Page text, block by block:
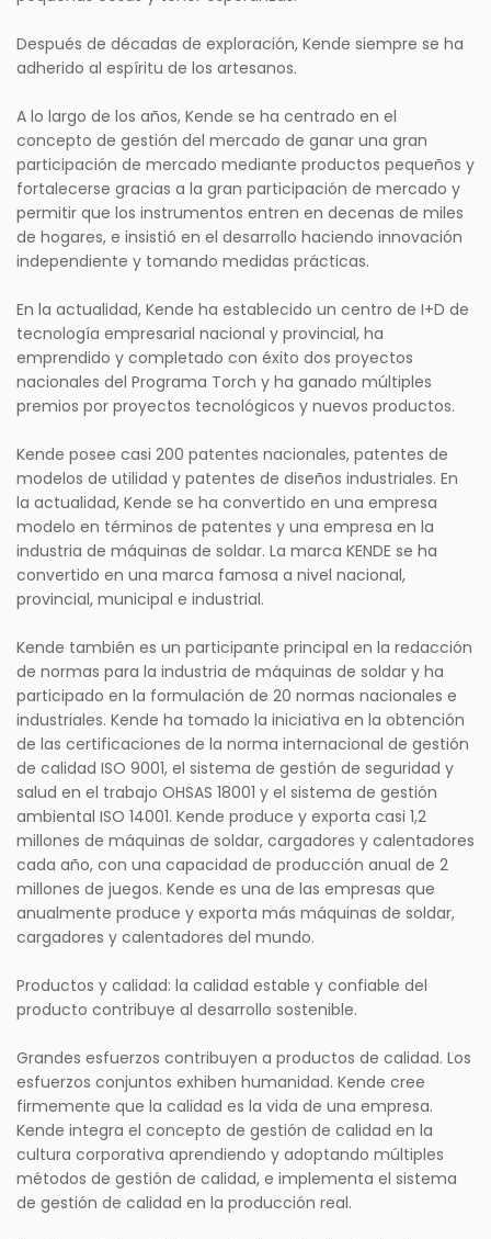
Después de décadas de exploración, Kende siempre se ha
adherido al espíritu de los artesanos.
A lo largo de los años, Kende se ha centrado en el
concepto de gestión del mercado de ganar una gran
participación de mercado mediante productos pequeños y
fortalecerse gracias a la gran participación de mercado y
permitir que los instrumentos entren en decenas de miles
de hogares, e insistió en el desarrollo haciendo innovación
independiente y tomando medidas prácticas.
En la actualidad, Kende ha establecido un centro de I+D de
tecnología empresarial nacional y provincial, ha
emprendido y completado con éxito dos proyectos
nacionales del Programa Torch y ha ganado múltiples
premios por proyectos tecnológicos y nuevos productos.
Kende posee casi 200 patentes nacionales, patentes de
modelos de utilidad y patentes de diseños industriales. En
la actualidad, Kende se ha convertido en una empresa
modelo en términos de patentes y una empresa en la
industria de máquinas de soldar. La marca KENDE se ha
convertido en una marca famosa a nivel nacional,
provincial, municipal e industrial.
Kende también es un participante principal en la redacción
de normas para la industria de máquinas de soldar y ha
participado en la formulación de 20 normas nacionales e
industriales. Kende ha tomado la iniciativa en la obtención
de las certificaciones de la norma internacional de gestión
de calidad ISO 9001, el sistema de gestión de seguridad y
salud en el trabajo OHSAS 18001 y el sistema de gestión
ambiental ISO 14001. Kende produce y exporta casi 1,2
millones de máquinas de soldar, cargadores y calentadores
cada año, con una capacidad de producción anual de 2
millones de juegos. Kende es una de las empresas que
anualmente produce y exporta más máquinas de soldar,
cargadores y calentadores del mundo.
Productos y calidad: la calidad estable y confiable del
producto contribuye al desarrollo sostenible.
Grandes esfuerzos contribuyen a productos de calidad. Los
esfuerzos conjuntos exhiben humanidad. Kende cree
firmemente que la calidad es la vida de una empresa.
Kende integra el concepto de gestión de calidad en la
cultura corporativa aprendiendo y adoptando múltiples
métodos de gestión de calidad, e implementa el sistema
de gestión de calidad en la producción real.